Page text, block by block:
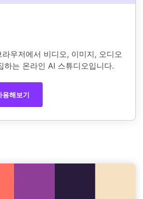
우저에서 비디오, 이미지, 오디오
하는 온라인 AI 스튜디오입니다.
용해보기